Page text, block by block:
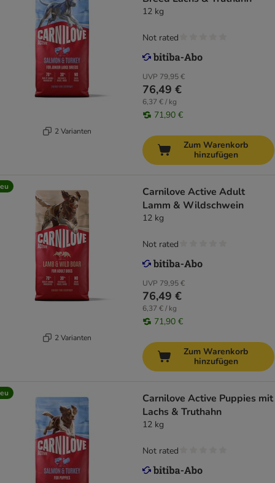
2 Varianten
12 kg
UVP 79,95 €
76,49 €
6,37 € / kg
71,90 €
Not rated
Zum Warenkorb
hinzufügen
2 Varianten
Carnilove Active Adult
Lamm & Wildschwein
12 kg
UVP 79,95 €
76,49 €
6,37 € / kg
71,90 €
Not rated
Zum Warenkorb
hinzufügen
Carnilove Active Puppies mit
Lachs & Truthahn
12 kg
Not rated